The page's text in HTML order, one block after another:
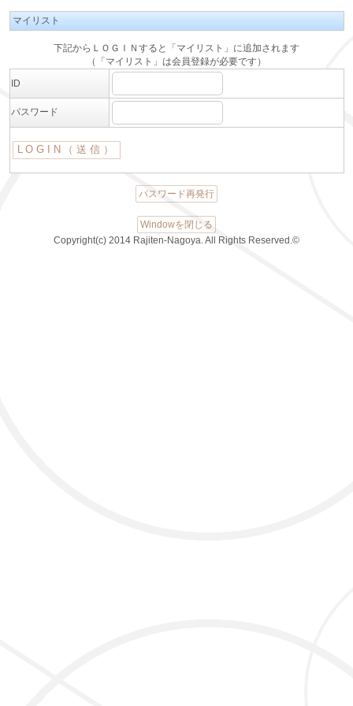
マイリスト
下記からＬＯＧＩＮすると「マイリスト」に追加されます
（「マイリスト」は会員登録が必要です）
ID
パスワード
パスワード再発行
Windowを閉じる
Copyright(c) 2014 Rajiten-Nagoya. All Rights Reserved.©